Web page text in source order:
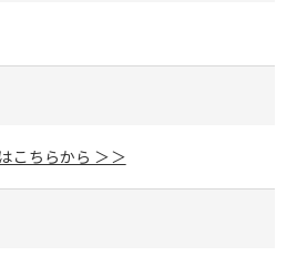
こちらから ＞＞